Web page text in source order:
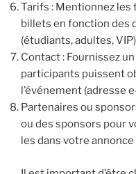
Tarifs : Mentionnez les
billets en fonction des
(étudiants, adultes,
Contact : Fournissez
participants puissent
l’événement (adresse
Partenaires ou
ou des sponsors pour
les dans votre